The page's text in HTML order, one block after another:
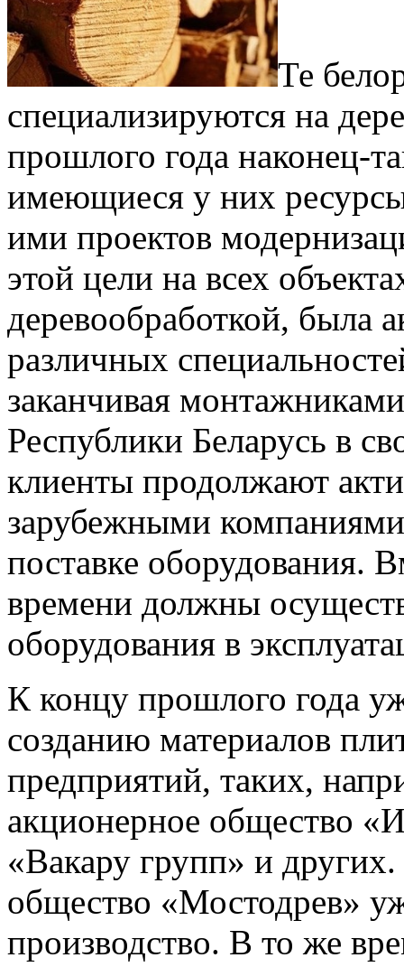
Те
специализируются на
прошлого года наконец-
имеющиеся у них
ими проектов
этой цели на всех
деревообработкой, была
различных
заканчивая
Республики Беларусь в
клиенты продолжают
зарубежными
поставке оборудования.
времени должны
оборудования в
К концу прошлого года
созданию материалов
предприятий, таких,
акционерное общество
«Вакару групп» и
общество «Мостодрев»
производство. В то же